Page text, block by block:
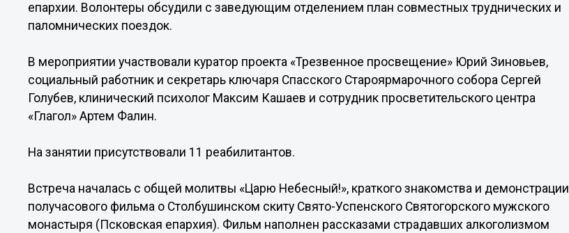
епархии. Волонтеры обсудили с заведующим отделением план совместных труднических и
паломнических поездок.
В мероприятии участвовали куратор проекта «Трезвенное просвещение» Юрий Зиновьев,
социальный работник и секретарь ключаря Спасского Староярмарочного собора Сергей
Голубев, клинический психолог Максим Кашаев и сотрудник просветительского центра
«Глагол» Артем Фалин.
На занятии присутствовали 11 реабилитантов.
Встреча началась с общей молитвы «Царю Небесный!», краткого знакомства и демонстрации
получасового фильма о Столбушинском скиту Свято-Успенского Святогорского мужского
монастыря (Псковская епархия). Фильм наполнен рассказами страдавших алкоголизмом